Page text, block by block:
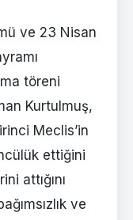
ve 23 Nisan
töreni
Kurtulmuş,
Meclis’in
ettiğini
attığını
ve